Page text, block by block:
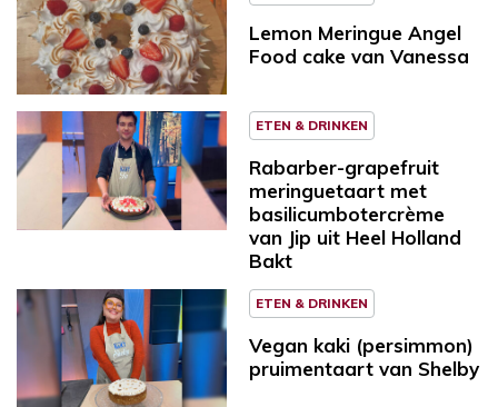
Lemon Meringue Angel
Food cake van Vanessa
ETEN & DRINKEN
Rabarber-grapefruit
meringuetaart met
basilicumbotercrème
van Jip uit Heel Holland
Bakt
ETEN & DRINKEN
Vegan kaki (persimmon)
pruimentaart van Shelby